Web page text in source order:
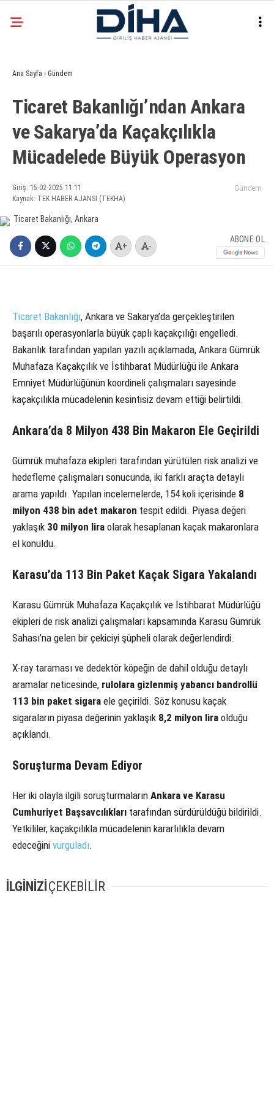
Instagram
30.7°
ANKARA
EKONOMI
SIYASET
DÜNYA
TEKNOLOJI
Ana Sayfa › Gündem
Ticaret Bakanlığı’ndan Ankara
ve Sakarya’da Kaçakçılıkla
Mücadelede Büyük Operasyon
Giriş: 15-02-2025 11:11
Kaynak: TEK HABER AJANSI (TEKHA)
Gündem
+ -
ABONE OL
Ticaret Bakanlığı, Ankara ve Sakarya’da gerçekleştirilen
başarılı operasyonlarla büyük çaplı kaçakçılığı engelledi.
Bakanlık tarafından yapılan yazılı açıklamada, Ankara Gümrük
Muhafaza Kaçakçılık ve İstihbarat Müdürlüğü ile Ankara
Emniyet Müdürlüğünün koordineli çalışmaları sayesinde
kaçakçılıkla mücadelenin kesintisiz devam ettiği belirtildi.
Ankara’da 8 Milyon 438 Bin Makaron Ele Geçirildi
Gümrük muhafaza ekipleri tarafından yürütülen risk analizi ve
hedefleme çalışmaları sonucunda, iki farklı araçta detaylı
arama yapıldı. Yapılan incelemelerde, 154 koli içerisinde 8
milyon 438 bin adet makaron tespit edildi. Piyasa değeri
yaklaşık 30 milyon lira olarak hesaplanan kaçak makaronlara
el konuldu.
Karasu’da 113 Bin Paket Kaçak Sigara Yakalandı
Karasu Gümrük Muhafaza Kaçakçılık ve İstihbarat Müdürlüğü
ekipleri de risk analizi çalışmaları kapsamında Karasu Gümrük
Sahası’na gelen bir çekiciyi şüpheli olarak değerlendirdi.
X-ray taraması ve dedektör köpeğin de dahil olduğu detaylı
aramalar neticesinde, rulolara gizlenmiş yabancı bandrollü
113 bin paket sigara ele geçirildi. Söz konusu kaçak
sigaraların piyasa değerinin yaklaşık 8,2 milyon lira olduğu
açıklandı.
Soruşturma Devam Ediyor
Her iki olayla ilgili soruşturmaların Ankara ve Karasu
Cumhuriyet Başsavcılıkları tarafından sürdürüldüğü bildirildi.
Yetkililer, kaçakçılıkla mücadelenin kararlılıkla devam
edeceğini vurguladı.
İLGİNİZİÇEKEBİLİR